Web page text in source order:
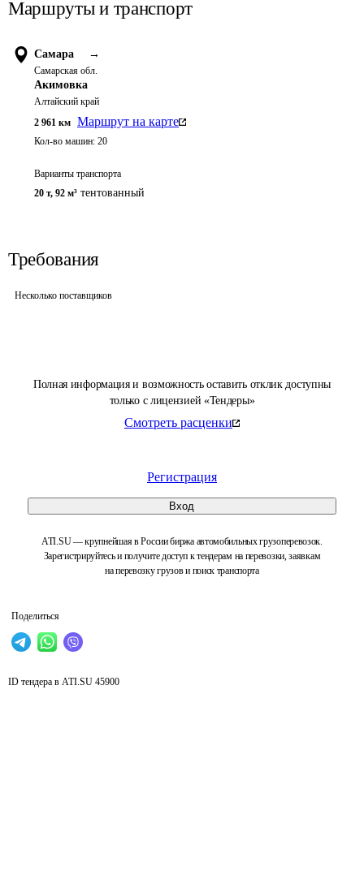
Полная информация и возможность оставить отклик доступны
только с лицензией «Тендеры»
Смотреть расценки
Регистрация
Вход
ATI.SU — крупнейшая в России биржа автомобильных грузоперевозок.
Зарегистрируйтесь и получите доступ к тендерам на перевозки, заявкам
на перевозку грузов и поиск транспорта
Поделиться
Маршруты и транспорт
Самара →
Самарская обл.
Акимовка
Алтайский край
2 961 км Маршрут на карте
Кол-во машин: 20
Варианты транспорта
20 т, 92 м³ тентованный
Требования
Несколько поставщиков
ID тендера в ATI.SU 45900